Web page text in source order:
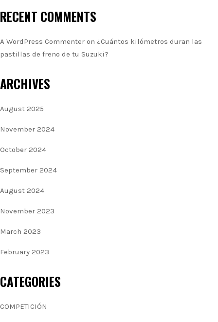
RECENT COMMENTS
A WordPress Commenter on ¿Cuántos kilómetros duran las
pastillas de freno de tu Suzuki?
ARCHIVES
August 2025
November 2024
October 2024
September 2024
August 2024
November 2023
March 2023
February 2023
CATEGORIES
COMPETICIÓN